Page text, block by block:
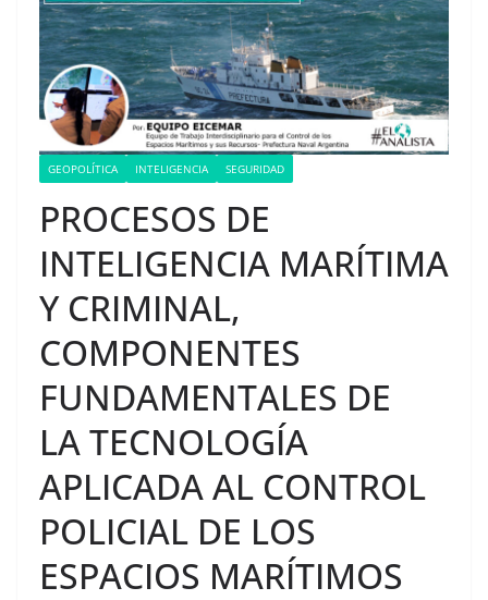
GEOPOLÍTICA INTELIGENCIA SEGURIDAD
PROCESOS DE
INTELIGENCIA MARÍTIMA
Y CRIMINAL,
COMPONENTES
FUNDAMENTALES DE
LA TECNOLOGÍA
APLICADA AL CONTROL
POLICIAL DE LOS
ESPACIOS MARÍTIMOS